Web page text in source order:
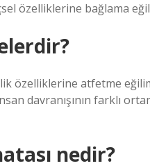
özelliklerine bağlama
özelliklerine atfetme
davranışının farklı
nedir?